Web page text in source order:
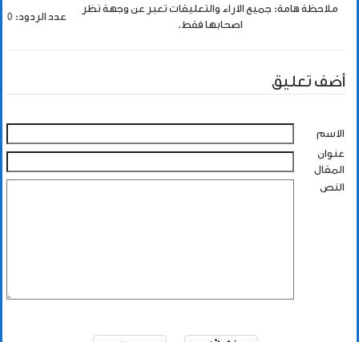
ملاحظة هامة: جميع الاراء والتعليقات تعبر عن وجهة نظر
اصحابها فقط.
عدد الردود: 0
أضف تعليق
الاسم
عنوان
المقال
النص